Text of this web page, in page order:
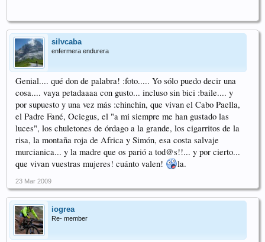
silvcaba
enfermera endurera
Genial.... qué don de palabra! :foto..... Yo sólo puedo decir una
cosa.... vaya petadaaaa con gusto... incluso sin bici :baile.... y
por supuesto y una vez más :chinchin, que vivan el Cabo Paella,
el Padre Fané, Ociegus, el "a mi siempre me han gustado las
luces", los chuletones de órdago a la grande, los cigarritos de la
risa, la montaña roja de Africa y Simón, esa costa salvaje
murcianica... y la madre que os parió a tod@s!!... y por cierto...
que vivan vuestras mujeres! cuánto valen!
la.
23 Mar 2009
iogrea
Re- member